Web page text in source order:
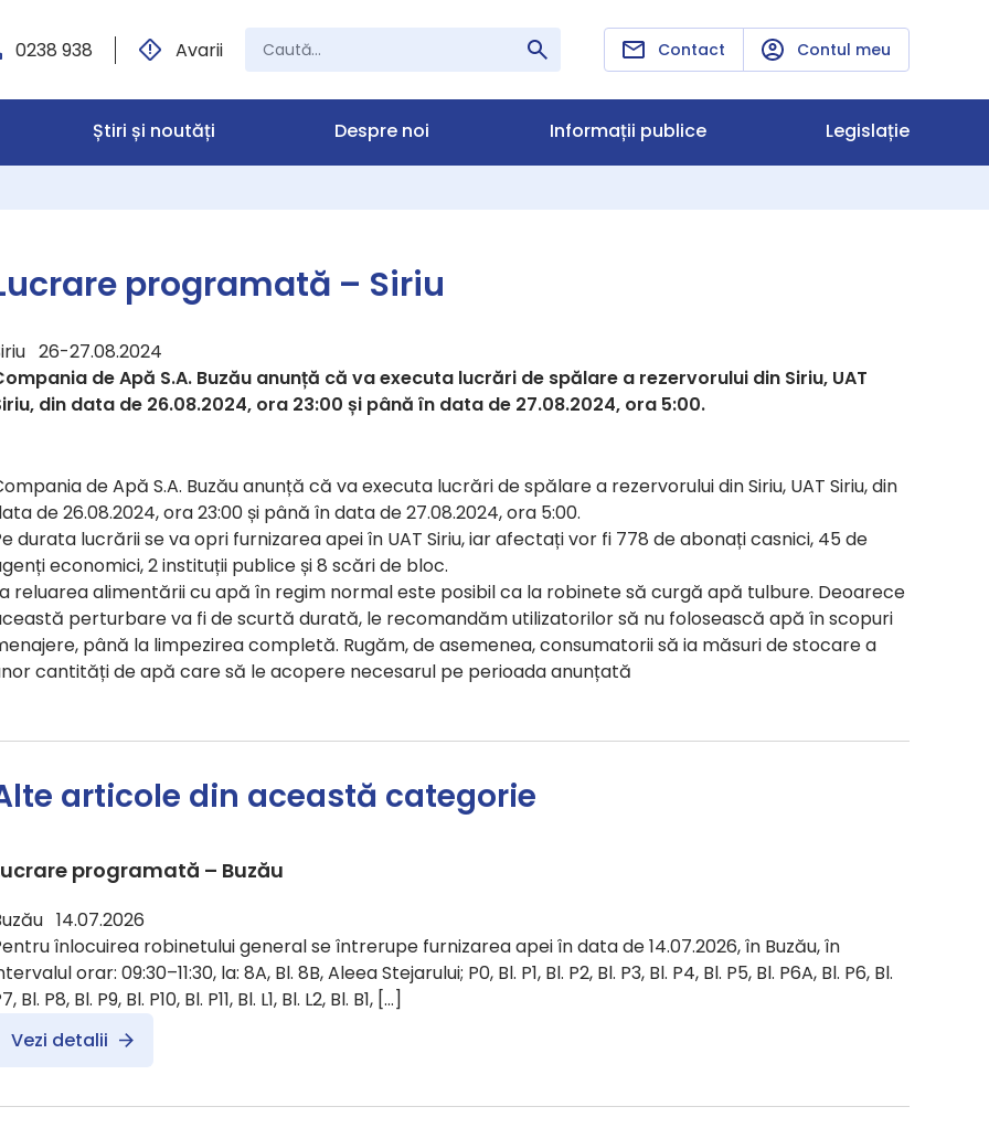
0238 938 Avarii Contact Contul meu
Știri și noutăți Despre noi Informații publice Legislație
programată – Siriu
26-27.08.2024
de Apă S.A. Buzău anunță că va executa lucrări de spălare a rezervorului din Siriu, UAT
din data de 26.08.2024, ora 23:00 și până în data de 27.08.2024, ora 5:00.
de Apă S.A. Buzău anunță că va executa lucrări de spălare a rezervorului din Siriu, UAT Siriu, din
de 26.08.2024, ora 23:00 și până în data de 27.08.2024, ora 5:00.
durata lucrării se va opri furnizarea apei în UAT Siriu, iar afectați vor fi 778 de abonați casnici, 45 de
economici, 2 instituții publice și 8 scări de bloc.
reluarea alimentării cu apă în regim normal este posibil ca la robinete să curgă apă tulbure. Deoarece
perturbare va fi de scurtă durată, le recomandăm utilizatorilor să nu folosească apă în scopuri
până la limpezirea completă. Rugăm, de asemenea, consumatorii să ia măsuri de stocare a
cantități de apă care să le acopere necesarul pe perioada anunțată
articole din această categorie
programată – Buzău
14.07.2026
înlocuirea robinetului general se întrerupe furnizarea apei în data de 14.07.2026, în Buzău, în
orar: 09:30–11:30, la: 8A, Bl. 8B, Aleea Stejarului; P0, Bl. P1, Bl. P2, Bl. P3, Bl. P4, Bl. P5, Bl. P6A, Bl. P6, Bl.
Bl. P8, Bl. P9, Bl. P10, Bl. P11, Bl. L1, Bl. L2, Bl. B1, […]
Vezi detalii